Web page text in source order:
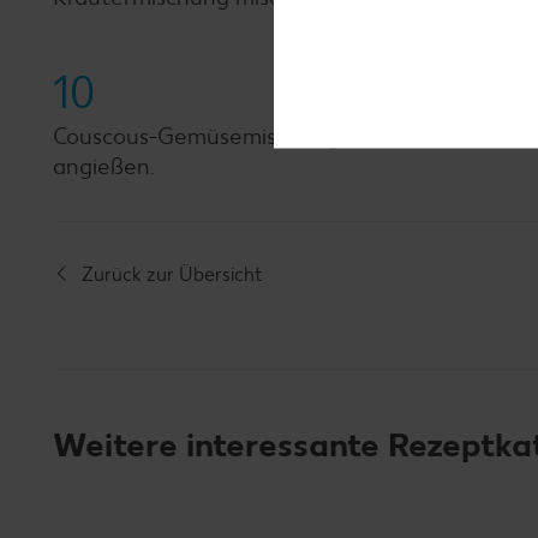
10
Couscous-Gemüsemischung auf 4 Bowls
angießen.
Zurück zur Übersicht
Weitere interessante